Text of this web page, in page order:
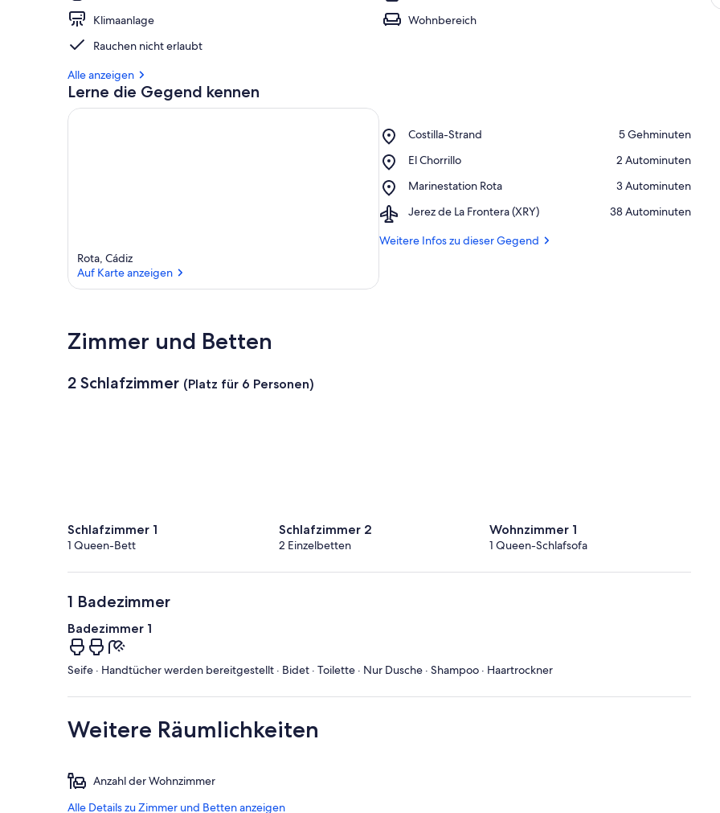
Klimaanlage
Wohnbereich
Rauchen nicht erlaubt
Alle anzeigen
Lerne die Gegend kennen
Rota, Cádiz
Auf Karte anzeigen
Costilla-Strand
Place,
Strand
‪5 Gehminuten‬
El Chorrillo
Place,
Chorrillo
‪2 Autominuten‬
Marinestation Rota
Place,
Rota
‪3 Autominuten‬
Jerez de La Frontera (XRY)
Airport,
de
‪38 Autominuten‬
Weitere Infos zu dieser Gegend
Zimmer und Betten
2 Schlafzimmer (Platz für 6 Personen)
Schlafzimmer 1
1 Queen-Bett
Schlafzimmer 2
2 Einzelbetten
Wohnzimmer 1
1 Queen-Schlafsofa
1 Badezimmer
Badezimmer 1
Seife · Handtücher werden bereitgestellt · Bidet · Toilette · Nur Dusche · Shampoo · Haartrockner
Weitere Räumlichkeiten
Anzahl der Wohnzimmer
Alle Details zu Zimmer und Betten anzeigen